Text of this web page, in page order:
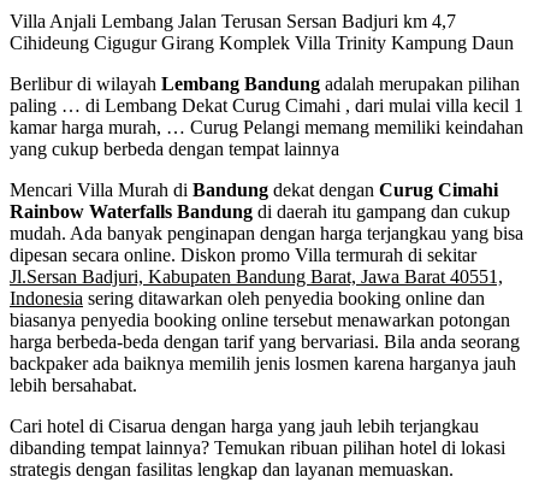
Villa Anjali Lembang Jalan Terusan Sersan Badjuri km 4,7
Cihideung Cigugur Girang Komplek Villa Trinity Kampung Daun
Berlibur di wilayah Lembang Bandung adalah merupakan pilihan
paling … di Lembang Dekat Curug Cimahi , dari mulai villa kecil 1
kamar harga murah, … Curug Pelangi memang memiliki keindahan
yang cukup berbeda dengan tempat lainnya
Mencari Villa Murah di Bandung dekat dengan Curug Cimahi
Rainbow Waterfalls Bandung di daerah itu gampang dan cukup
mudah. Ada banyak penginapan dengan harga terjangkau yang bisa
dipesan secara online. Diskon promo Villa termurah di sekitar
Jl.Sersan Badjuri, Kabupaten Bandung Barat, Jawa Barat 40551,
Indonesia sering ditawarkan oleh penyedia booking online dan
biasanya penyedia booking online tersebut menawarkan potongan
harga berbeda-beda dengan tarif yang bervariasi. Bila anda seorang
backpaker ada baiknya memilih jenis losmen karena harganya jauh
lebih bersahabat.
Cari hotel di Cisarua dengan harga yang jauh lebih terjangkau
dibanding tempat lainnya? Temukan ribuan pilihan hotel di lokasi
strategis dengan fasilitas lengkap dan layanan memuaskan.